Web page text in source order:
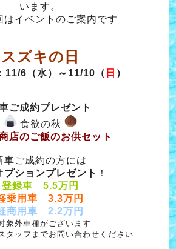
います。
はイベントのご案内です
スズキの日
11/6（水）～11/10（ 日 ）
ご成約プレゼント
食欲の秋
店のご飯のお供セット
車ご成約の方には
プションプレゼント
！
登録車 5.5万円
乗用車 3.3万円
商用車 2.2万円
象外車種がございます
タッフまでお問い合わせください